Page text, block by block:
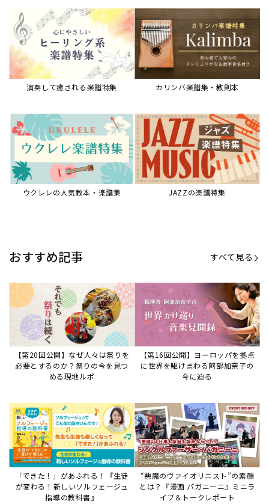
演奏して癒される楽譜特集 カリンバ楽譜集・教則本
ウクレレの人気教本・楽譜集 JAZZの楽譜特集
おすすめ記事 すべて見る
【第20回公開】なぜ人々は祭りを
必要とするのか？祭りの今を見つ
める現地ルポ
【第16回公開】ヨーロッパを拠点
に世界を駆けまわる阿部加奈子の
今に迫る
「できた！」があふれる！『生徒
が変わる！新しいソルフェージュ
指導の教科書』
“悪魔のヴァイオリニスト”の素顔
とは？『漫画 パガニーニ』ミニラ
イブ＆トークレポート